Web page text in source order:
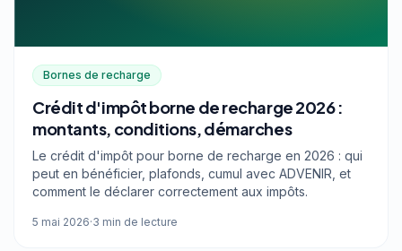
Bornes de recharge
Crédit d'impôt borne de recharge 2026 :
montants, conditions, démarches
Le crédit d'impôt pour borne de recharge en 2026 : qui
peut en bénéficier, plafonds, cumul avec ADVENIR, et
comment le déclarer correctement aux impôts.
5 mai 2026·3 min de lecture